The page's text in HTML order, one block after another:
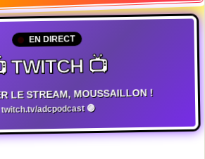
EN DIRECT
TWITCH 📺
LE STREAM, MOUSSAILLON !
twitch.tv/adcpodcast 🟣